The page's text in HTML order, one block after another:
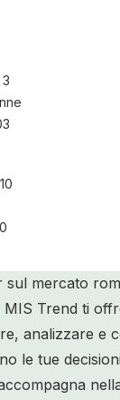
sul mercato
Trend ti
analizzare e
le tue